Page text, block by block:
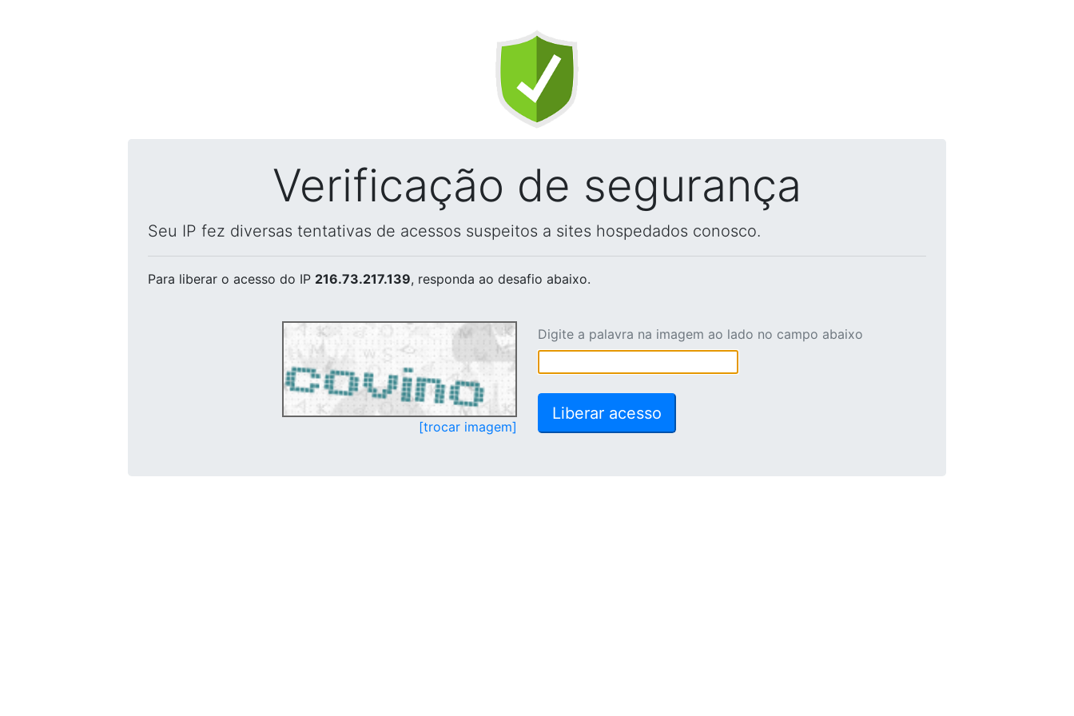
Verificação de segurança
Seu IP fez diversas tentativas de acessos suspeitos a sites hospedados conosco.
Para liberar o acesso do IP 216.73.217.139, responda ao desafio abaixo.
[trocar imagem]
Digite a palavra na imagem ao lado no campo abaixo